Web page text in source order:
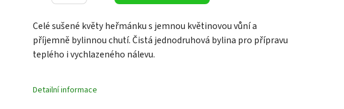
Celé sušené květy heřmánku s jemnou květinovou vůní a
příjemně bylinnou chutí. Čistá jednodruhová bylina pro přípravu
teplého i vychlazeného nálevu.
Detailní informace